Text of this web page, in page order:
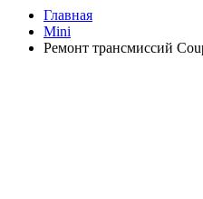
Главная
Mini
Ремонт трансмиссий